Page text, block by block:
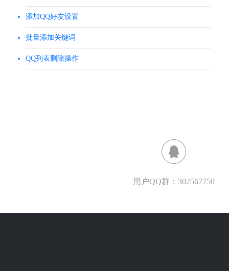
添加QQ好友设置
批量添加关键词
QQ列表删除操作
用户QQ群：302567750